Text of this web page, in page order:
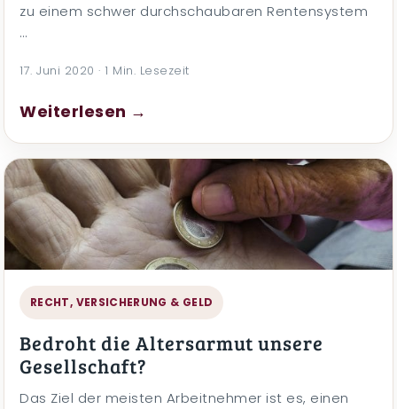
zu einem schwer durchschaubaren Rentensystem
…
17. Juni 2020 · 1 Min. Lesezeit
Weiterlesen →
RECHT, VERSICHERUNG & GELD
Bedroht die Altersarmut unsere
Gesellschaft?
Das Ziel der meisten Arbeitnehmer ist es, einen